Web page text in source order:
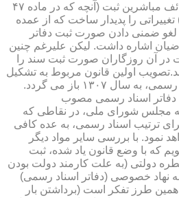
قانون یاد شده، در شرح وظائف مباشرین ثبت (آنچه كه در ماده ۴۷
را پدیدار ساخت كه از عمده
لغو ضمنی دادن صورت ثبت دفاتر
اشاره داشت. لیكن علیرغم چنین
آن روزگاران صورت ثبت سند را
اولین قانون مربوط به تشكیل
مستقل دفترخانه های اسناد رسمی، به سال ۱۳۰۷ باز می گردد.
تشكیل دفاتر اسناد رسمی مصوب
عدلیه مجلس شورای ملی، در نقاطی كه
ترتیب اسناد رسمی، به عده كافی
نمود. با بررسی سایر مواد دیگر
كه با وضع قانون یاد شده، ثبت
دولتی (به علت كارمند دولت بودن
نهاد خصوصی (دفاتر اسناد رسمی)
طرز تفكر است (برداشتن بار